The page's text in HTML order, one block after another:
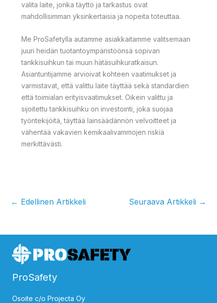
valita laite, jonka täyttö ja tarkastus ovat
mahdollisimman yksinkertaisia ja nopeita toteuttaa.
Me ProSafetylla autamme asiakkaitamme valitsemaan
juuri heidän tuotantoympäristöönsä sopivan
tankkisuihkun tai muun hätäsuihkuratkaisun.
Asiantuntijamme arvioivat kohteen vaatimukset ja
varmistavat, että valittu laite täyttää sekä standardien
että toimialan erityisvaatimukset. Oikein valittu ja
sijoitettu tankkisuihku on investointi, joka suojaa
työntekijöitä, täyttää lainsäädännön velvoitteet ja
vähentää vakavien kemikaalivammojen riskiä
merkittävästi.
← Edellinen Artikkeli Seuraava Artikkeli →
ProSafety
Osoite c/o Projecta Oy